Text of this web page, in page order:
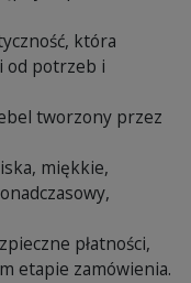
która
od potrzeb i
tworzony przez
miękkie,
płatności,
etapie zamówienia.